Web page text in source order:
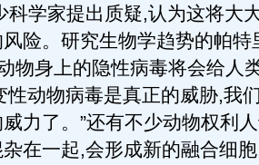
科学家提出质疑,认为这将大
险。研究生物学趋势的帕特
物身上的隐性病毒将会给人
性动物病毒是真正的威胁,我
力了。”还有不少动物权利
在一起,会形成新的融合细